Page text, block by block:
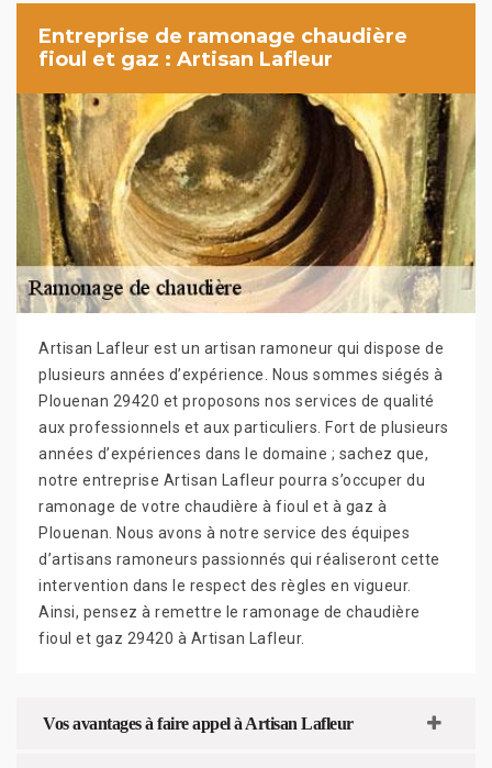
Entreprise de ramonage chaudière
fioul et gaz : Artisan Lafleur
Artisan Lafleur est un artisan ramoneur qui dispose de
plusieurs années d’expérience. Nous sommes siégés à
Plouenan 29420 et proposons nos services de qualité
aux professionnels et aux particuliers. Fort de plusieurs
années d’expériences dans le domaine ; sachez que,
notre entreprise Artisan Lafleur pourra s’occuper du
ramonage de votre chaudière à fioul et à gaz à
Plouenan. Nous avons à notre service des équipes
d’artisans ramoneurs passionnés qui réaliseront cette
intervention dans le respect des règles en vigueur.
Ainsi, pensez à remettre le ramonage de chaudière
fioul et gaz 29420 à Artisan Lafleur.
Vos avantages à faire appel à Artisan Lafleur